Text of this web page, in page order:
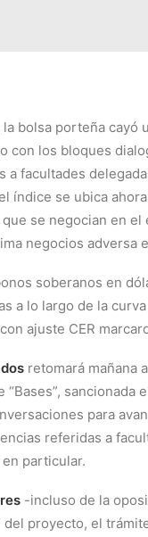
bolsa porteña
con los bloques
facultades
índice se ubica
se negocian en
negocios adversa
soberanos en
a lo largo de la
ajuste CER
retomará mañana
para
referidas a
particular.
-incluso de la
proyecto, el